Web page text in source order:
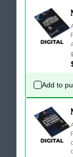
Add to